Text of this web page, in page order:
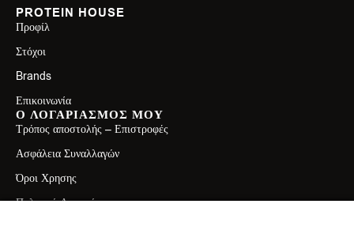
PROTEIN HOUSE
Προφίλ
Στόχοι
Brands
Επικοινωνία
Ο ΛΟΓΑΡΙΑΣΜΟΣ ΜΟΥ
Τρόπος αποστολής – Επιστροφές
Ασφάλεια Συναλλαγών
Όροι Χρησης
Πολιτική Απορρήτου